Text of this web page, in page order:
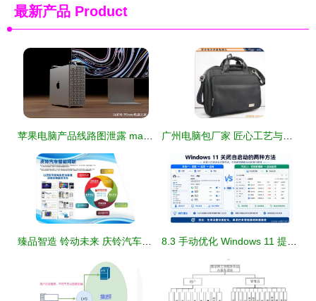
最新产品 Product